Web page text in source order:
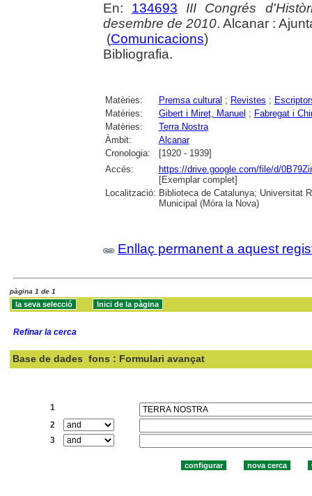
En: 134693
III Congrés
desembre de 2010. Alcanar :
(Comunicacions)
Bibliografia.
Matèries: Premsa cultural ; Revistes ;
Matèries:
Gibert i Miret, Manuel ; Fabregat i
Matèries:
Terra Nostra
Àmbit:
Alcanar
Cronologia:
[1920 - 1939]
Accés:
https://drive.google.com/file/d/
[Exemplar complet]
Localització: Biblioteca de Catalunya; Universitat
Municipal (Móra la Nova)
Enllaç permanent a aquest
pàgina 1 de 1
Refinar la cerca
Base de dades fons : Formulari avançat
1
2
3